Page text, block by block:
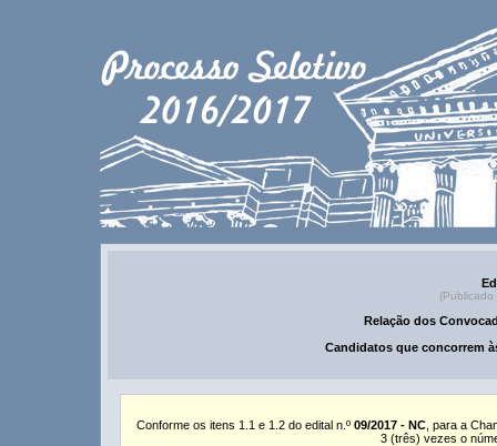
(Publicado
Relação dos
Candidatos que concorrem
Conforme os itens 1.1 e 1.2 do edital n.º 09/2017 - NC , para a
3 (três) vezes o